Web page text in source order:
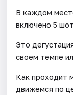
В каждом
включено 5
Это
своём темпе
Как проходит
движемся по